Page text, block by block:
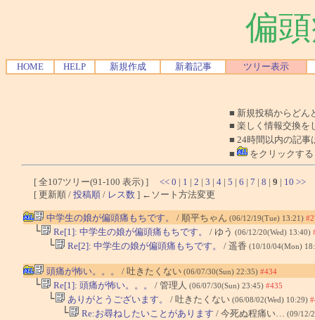
偏
HOME HELP 新規作成 新着記事 ツリー表示
■ 新規投稿からどん
■ 楽しく情報交換を
■ 24時間以内の記事
■
をクリックす
[ 全107ツリー(91-100 表示) ] << 0 | 1 | 2 | 3 | 4 | 5 | 6 | 7 | 8 | 9 | 10 >>
[ 更新順 / 投稿順 / レス数 ] ←ソート方法変更
中学生の娘が偏頭痛もちです。 / 順平ちゃん (06/12/19(Tue) 13:21)
└ Re[1]: 中学生の娘が偏頭痛もちです。 / ゆう (06/12/20(Wed) 13:40)
└ Re[2]: 中学生の娘が偏頭痛もちです。 / 遥香 (10/10/04(Mon)
頭痛が怖い。。。 / 吐きたくない (06/07/30(Sun) 22:35) #434
└ Re[1]: 頭痛が怖い。。。 / 管理人 (06/07/30(Sun) 23:45) #435
└ ありがとうございます。 / 吐きたくない (06/08/02(Wed) 10:29)
└ Re:お尋ねしたいことがあります / 今死ぬ程痛い… (09/12/